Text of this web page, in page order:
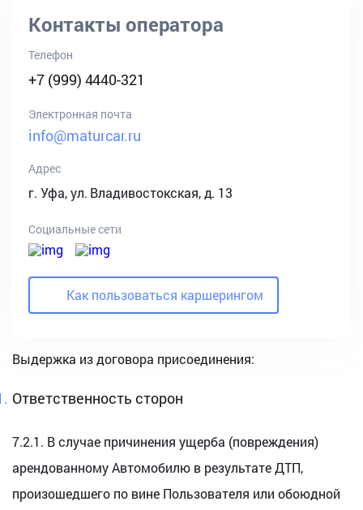
Контакты оператора
Телефон
+7 (999) 4440-321
Электронная почта
info@maturcar.ru
Адрес
г. Уфа, ул. Владивостокская, д. 13
Социальные сети
Как пользоваться каршерингом
Выдержка из договора присоединения:
Ответственность сторон
7.2.1. В случае причинения ущерба (повреждения)
арендованному Автомобилю в результате ДТП,
произошедшего по вине Пользователя или обоюдной